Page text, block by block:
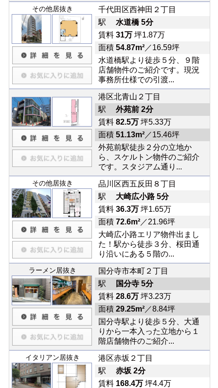
その他居抜き
千代田区西神田２丁目
駅 水道橋 5分
賃料 31万坪1.87万
面積 54.87m²／16.59坪
水道橋駅より徒歩５分、９階
店舗物件のご紹介です。現況
事務所仕様での引渡...
港区北青山２丁目
駅 外苑前 2分
賃料 82.5万坪5.33万
面積 51.13m²／15.46坪
外苑前駅徒歩２分の立地か
ら、スケルトン物件のご紹介
です。スタジアム通り...
その他居抜き
品川区西五反田８丁目
駅 大崎広小路 5分
賃料 36.3万坪1.65万
面積 72.6m²／21.96坪
大崎広小路エリア物件出まし
た！駅から徒歩３分、桜田通
り沿いにある５階の...
ラーメン居抜き
国分寺市本町２丁目
駅
国分寺 5分
賃料 28.6万坪3.23万
面積 29.25m²／8.84坪
国分寺駅より徒歩５分、大通
りから一本入った立地から１
階店舗物件のご紹介...
イタリアン居抜き
港区赤坂２丁目
駅 赤坂 2分
賃料 168.4万坪4.4万